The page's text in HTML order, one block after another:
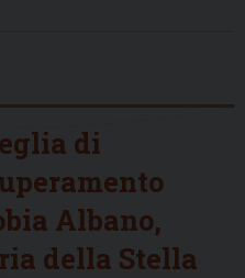
di
Albano,
della Stella